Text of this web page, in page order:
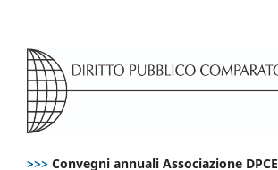
>>> Convegni annuali Associazione DPCE